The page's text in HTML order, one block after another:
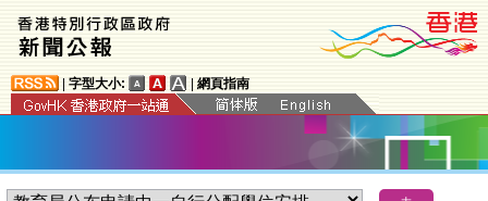
字型大小: 網頁指南